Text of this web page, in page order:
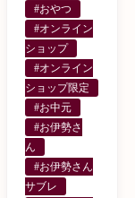
#おやつ
#オンライン
ショップ
#オンライン
ショップ限定
#お中元
#お伊勢さ
ん
#お伊勢さん
サブレ